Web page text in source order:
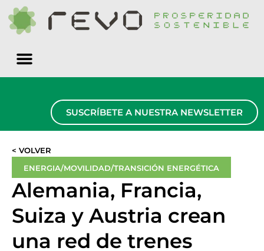
SUSCRÍBETE A NUESTRA NEWSLETTER
< VOLVER
ENERGIA/MOVILIDAD/TRANSICIÓN ENERGÉTICA
Alemania, Francia,
Suiza y Austria crean
una red de trenes